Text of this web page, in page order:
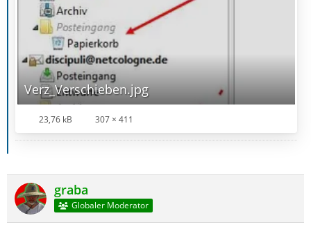
Verz_Verschieben.jpg
23,76 kB 307 × 411
graba
Globaler Moderator